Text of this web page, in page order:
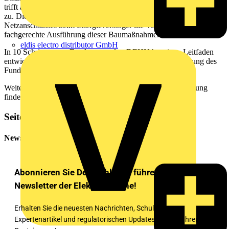
eldis electro distributor GmbH
trifft auch auf die Messung und Dokumentation der Erdungsanlage
zu. Die Elektrofachkraft übernimmt mit der Anmeldung des
Netzanschlusses beim Energieversorger die Verantwortung für die
fachgerechte Ausführung dieser Baumaßnahme.
In 10 Schritten zum Fundamenterder: DEHN hat einen Leitfaden
entwickelt, der Schritt für Schritt die fachgerechte Ausführung des
Fundamenterder zeigt.
Weitere Details und Informationen rund um das Thema Erdung
finden Sie
Seitenleiste
Newsletter
Abonnieren Sie Deutschlands führenden
Newsletter der Elektrobranche!
Erhalten Sie die neuesten Nachrichten, Schulungen,
Expertenartikel und regulatorischen Updates direkt in Ihren